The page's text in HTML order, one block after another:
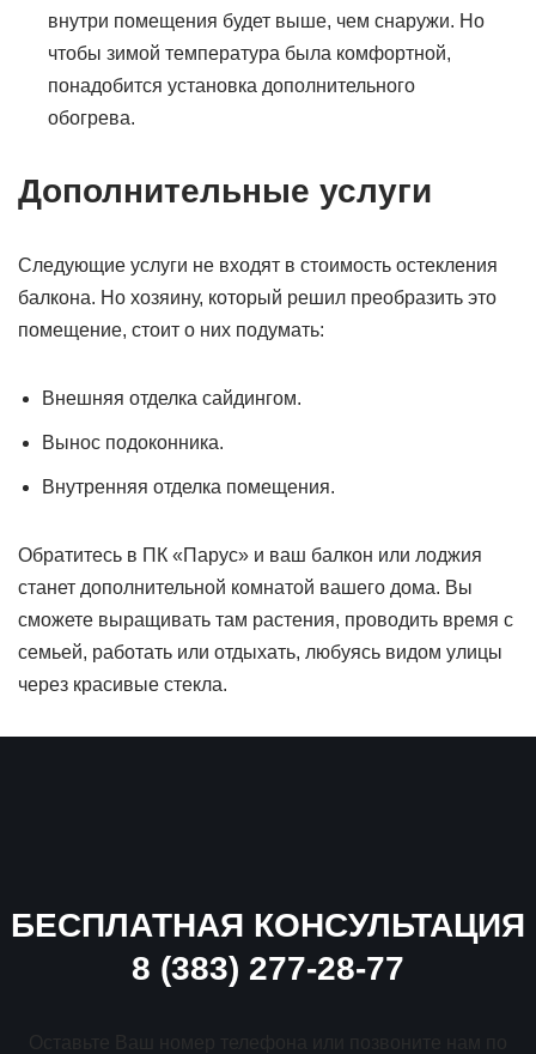
внутри помещения будет выше, чем снаружи. Но
чтобы зимой температура была комфортной,
понадобится установка дополнительного
обогрева.
Дополнительные услуги
Следующие услуги не входят в стоимость остекления
балкона. Но хозяину, который решил преобразить это
помещение, стоит о них подумать:
Внешняя отделка сайдингом.
Вынос подоконника.
Внутренняя отделка помещения.
Обратитесь в ПК «Парус» и ваш балкон или лоджия
станет дополнительной комнатой вашего дома. Вы
сможете выращивать там растения, проводить время с
семьей, работать или отдыхать, любуясь видом улицы
через красивые стекла.
БЕСПЛАТНАЯ КОНСУЛЬТАЦИЯ
8 (383) 277-28-77
Оставьте Ваш номер телефона или позвоните нам по